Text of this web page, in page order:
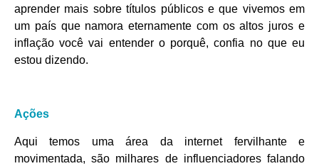
aprender mais sobre títulos públicos e que vivemos em
um país que namora eternamente com os altos juros e
inflação você vai entender o porquê, confia no que eu
estou dizendo.
Ações
Aqui temos uma área da internet fervilhante e
movimentada, são milhares de influenciadores falando